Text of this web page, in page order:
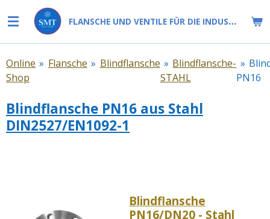
Hauptinhalt
springen
FLANSCHE UND VENTILE FÜR DIE INDUSTRIE
Online
Shop
» Flansche » Blindflansche » Blindflansche-
STAHL
»
PN16
Blindflansche PN16 aus Stahl
DIN2527/EN1092-1
Blindflansche
PN16/DN20 - Stahl